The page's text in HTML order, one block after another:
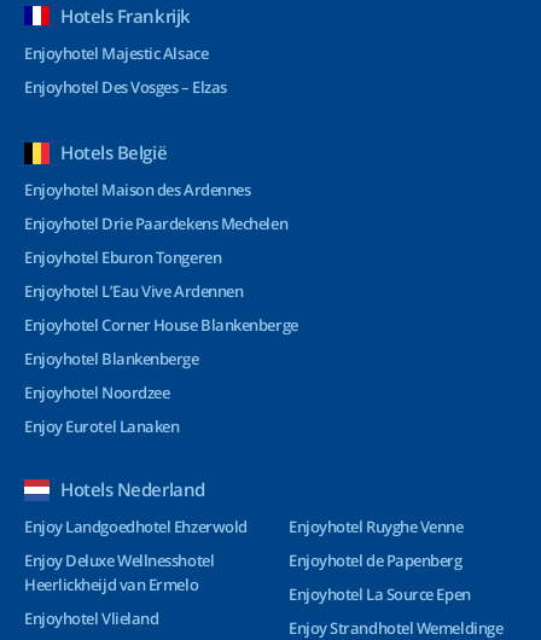
Hotels Frankrijk
Enjoyhotel Majestic Alsace
Enjoyhotel Des Vosges – Elzas
Hotels België
Enjoyhotel Maison des Ardennes
Enjoyhotel Drie Paardekens Mechelen
Enjoyhotel Eburon Tongeren
Enjoyhotel L’Eau Vive Ardennen
Enjoyhotel Corner House Blankenberge
Enjoyhotel Blankenberge
Enjoyhotel Noordzee
Enjoy Eurotel Lanaken
Hotels Nederland
Enjoy Landgoedhotel Ehzerwold
Enjoy Deluxe Wellnesshotel
Heerlickheijd van Ermelo
Enjoyhotel Vlieland
Enjoyhotel Ruyghe Venne
Enjoyhotel de Papenberg
Enjoyhotel La Source Epen
Enjoy Strandhotel Wemeldinge